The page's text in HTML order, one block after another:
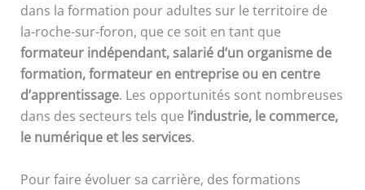
dans la formation pour adultes sur le territoire de
la-roche-sur-foron, que ce soit en tant que
formateur indépendant, salarié d’un organisme de
formation, formateur en entreprise ou en centre
d’apprentissage. Les opportunités sont nombreuses
dans des secteurs tels que l’industrie, le commerce,
le numérique et les services.
Pour faire évoluer sa carrière, des formations